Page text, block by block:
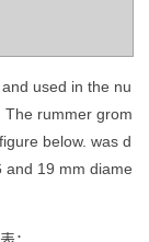
used in the nu
The rummer grom
below. was d
and 19 mm diame